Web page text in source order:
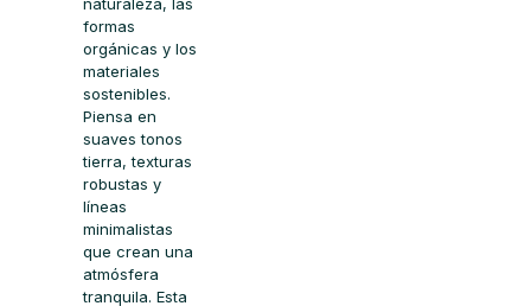
naturaleza, las
formas
orgánicas y los
materiales
sostenibles.
Piensa en
suaves tonos
tierra, texturas
robustas y
líneas
minimalistas
que crean una
atmósfera
tranquila. Esta